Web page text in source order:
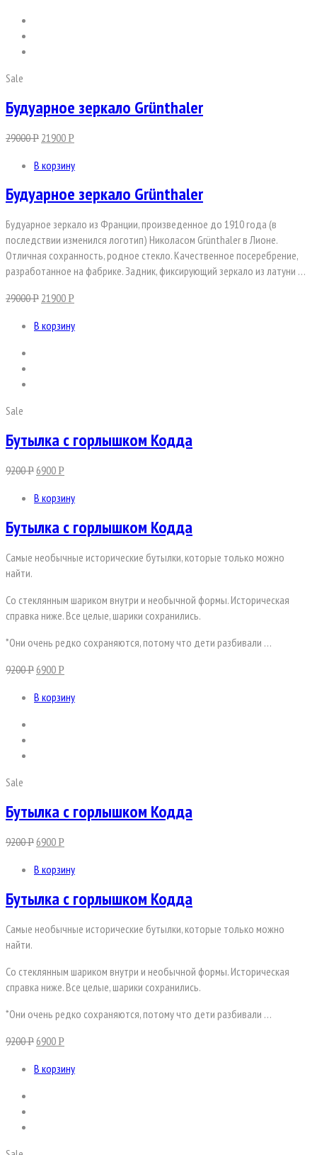
Sale
Будуарное зеркало Grünthaler
29000Р 21900Р
В корзину
Будуарное зеркало Grünthaler
Будуарное зеркало из Франции, произведенное до 1910 года (в
последствии изменился логотип) Николасом Grünthaler в Лионе.
Отличная сохранность, родное стекло. Качественное посеребрение,
разработанное на фабрике. Задник, фиксирующий зеркало из латуни …
29000Р 21900Р
В корзину
Sale
Бутылка с горлышком Кодда
9200Р 6900Р
В корзину
Бутылка с горлышком Кодда
Самые необычные исторические бутылки, которые только можно
найти.
Со стеклянным шариком внутри и необычной формы. Историческая
справка ниже. Все целые, шарики сохранились.
*Они очень редко сохраняются, потому что дети разбивали …
9200Р 6900Р
В корзину
Sale
Бутылка с горлышком Кодда
9200Р 6900Р
В корзину
Бутылка с горлышком Кодда
Самые необычные исторические бутылки, которые только можно
найти.
Со стеклянным шариком внутри и необычной формы. Историческая
справка ниже. Все целые, шарики сохранились.
*Они очень редко сохраняются, потому что дети разбивали …
9200Р 6900Р
В корзину